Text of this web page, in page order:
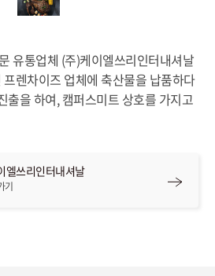
유통업체 (주)케이엘쓰리인터내셔날
렌차이즈 업체에 축산물을 납품하다
출을 하여, 캠퍼스미트 상호를 가지고
엘쓰리인터내셔날
기